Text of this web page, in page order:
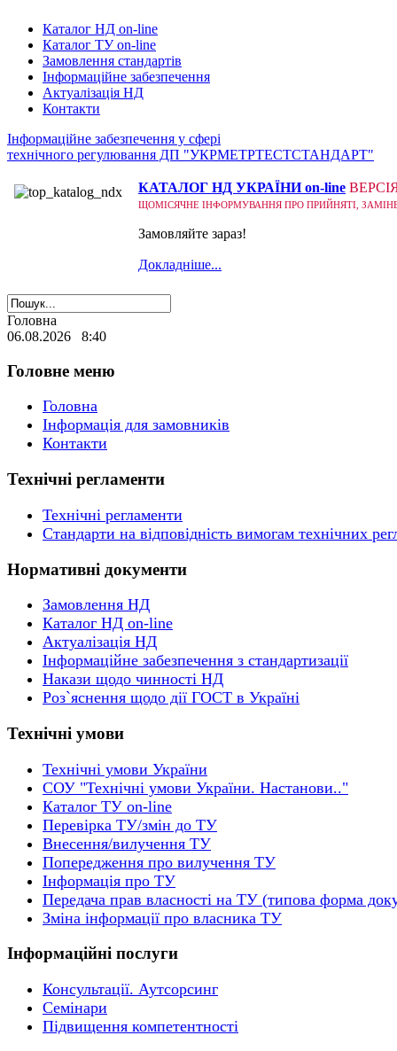
Каталог НД on-line
Каталог ТУ on-line
Замовлення стандартів
Інформаційне забезпечення
Актуалізація НД
Контакти
Інформаційне забезпечення у сфері
технічного регулювання ДП "УКРМЕТРТЕСТСТАНДАРТ"
КАТАЛОГ НД УКРАЇНИ on-line
ЩОМІСЯЧНЕ ІНФОРМУВАННЯ ПРО ПРИЙНЯТІ,
Замовляйте зараз!
Докладніше...
Головна
06.08.2026 8:40
Головне меню
Головна
Інформація для замовників
Контакти
Технічні регламенти
Технічні регламенти
Стандарти на відповідність вимогам технічних
Нормативні документи
Замовлення НД
Каталог НД on-line
Актуалізація НД
Інформаційне забезпечення з стандартизації
Накази щодо чинності НД
Роз`яснення щодо дії ГОСТ в Україні
Технічні умови
Технічні умови України
СОУ "Технічні умови України. Настанови.."
Каталог ТУ on-line
Перевірка ТУ/змін до ТУ
Внесення/вилучення ТУ
Попередження про вилучення ТУ
Інформація про ТУ
Передача прав власності на ТУ (типова форма
Зміна інформації про власника ТУ
Інформаційні послуги
Консультації. Аутсорсинг
Семінари
Підвищення компетентності